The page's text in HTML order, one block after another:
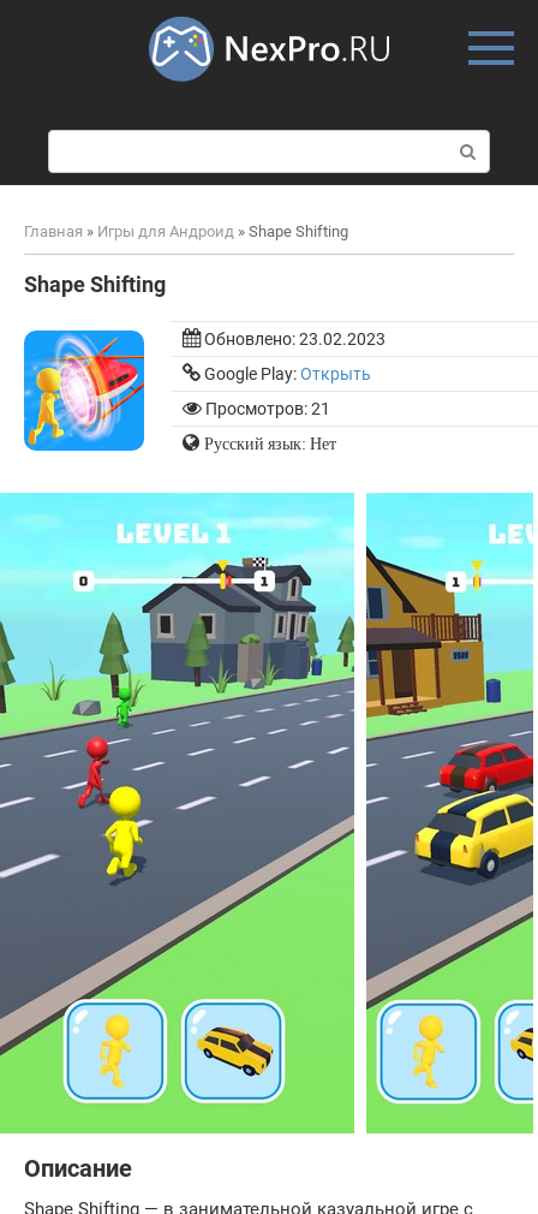
о
и
к
Главная » Игры для Андроид » Shape Shifting
Shape Shifting
Обновлено:23.02.2023
Google Play:Открыть
Просмотров: 21
Русский язык: Нет
Описание
Shape Shifting — в занимательной казуальной игре с